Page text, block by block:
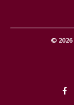
© 2026